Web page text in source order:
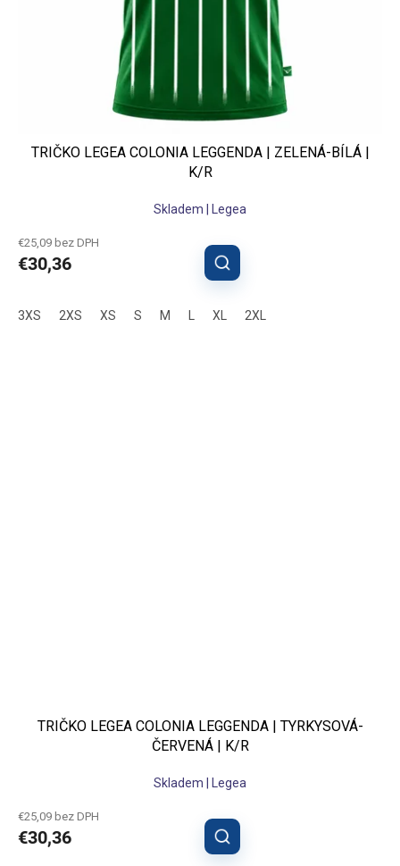
TRIČKO LEGEA COLONIA LEGGENDA | ZELENÁ-BÍLÁ |
K/R
Skladem | Legea
€25,09 bez DPH
€30,36
3XS 2XS XS S M XL 2XL
TRIČKO LEGEA COLONIA LEGGENDA | TYRKYSOVÁ-
ČERVENÁ | K/R
Skladem | Legea
€25,09 bez DPH
€30,36